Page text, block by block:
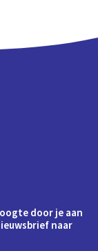
door je aan
naar